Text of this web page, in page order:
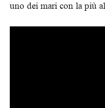
uno dei mari con la più